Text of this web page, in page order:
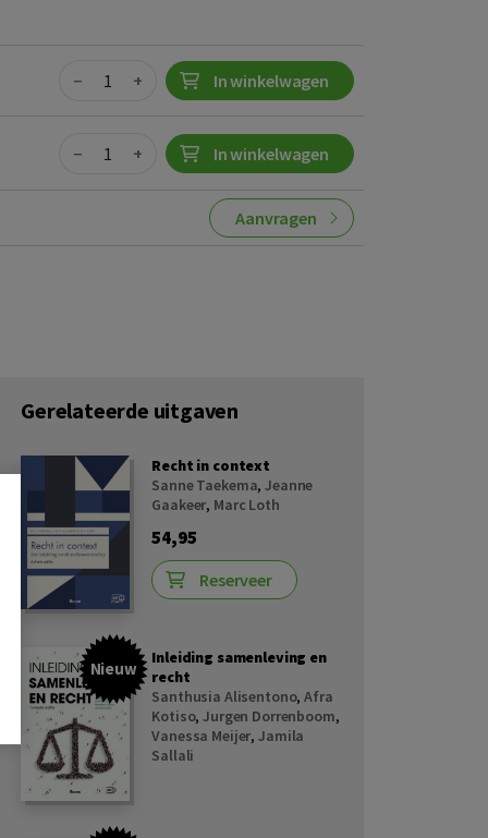
Quantity
− + In winkelwagen
Quantity
− + In winkelwagen
Aanvragen
Gerelateerde uitgaven
Recht in context
Sanne Taekema,Jeanne
Gaakeer, Marc Loth
54,95
Reserveer
Nieuw
Inleiding samenleving en
recht
Santhusia Alisentono,Afra
Kotiso,Jurgen Dorrenboom,
Vanessa Meijer,Jamila
Sallali